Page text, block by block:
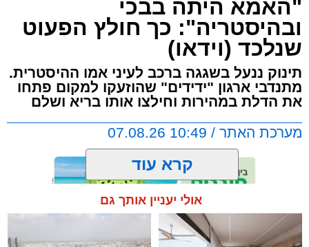
"האמא היתה בבכי
ובהיסטריה": כך חולץ הפעוט
שנלכד (וידאו)
תינוק ננעל בשגגה ברכב לעיני אמו ההיסטרית.
מתנדבי ארגון "ידידים" שהוזעקו למקום פתחו
את הדלת במהירות וחילצו אותו בריא ושלם
מערכת האתר / 10:49 07.08.26
תגים:אשדוד, ידידים
קרא עוד
אולי יעניין אותך גם